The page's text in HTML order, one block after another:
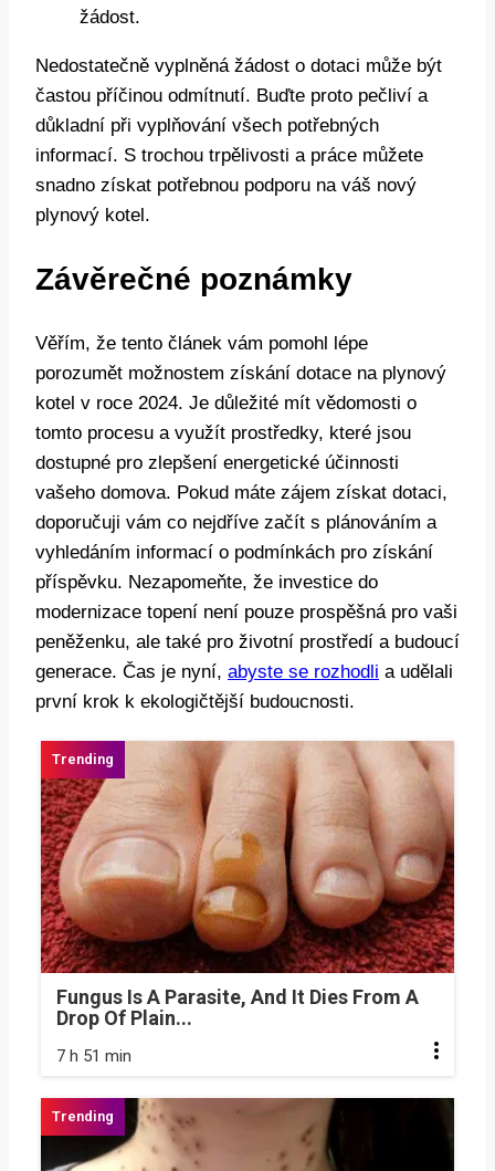
žádost.
Nedostatečně vyplněná žádost o dotaci může být
častou příčinou odmítnutí. Buďte proto pečliví a
důkladní při vyplňování všech potřebných
informací. S trochou trpělivosti a práce můžete
snadno získat potřebnou podporu na váš nový
plynový kotel.
Závěrečné poznámky
Věřím, že tento článek vám pomohl lépe
porozumět možnostem získání dotace na plynový
kotel v roce 2024. Je důležité mít vědomosti o
tomto procesu a využít prostředky, které jsou
dostupné pro zlepšení energetické účinnosti
vašeho domova. Pokud máte zájem získat dotaci,
doporučuji vám co nejdříve začít s plánováním a
vyhledáním informací o podmínkách pro získání
příspěvku. Nezapomeňte, že investice do
modernizace topení není pouze prospěšná pro vaši
peněženku, ale také pro životní prostředí a budoucí
generace. Čas je nyní, abyste se rozhodli a udělali
první krok k ekologičtější budoucnosti.
Fungus Is A Parasite, And It Dies From A
Drop Of Plain...
7 h 51 min